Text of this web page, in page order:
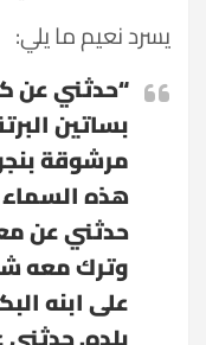
يسرد نعيم ما يلي:
“حدثني عن
بساتين
مرشوقة
هذه
حدثني عن
وترك معه
على ابنه